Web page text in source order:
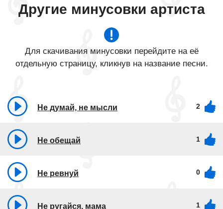
Другие минусовки артиста
Для скачивания минусовки перейдите на её
отдельную страницу, кликнув на название песни.
Не думай, не мысли 2
Не обещай 1
Не ревнуй 0
Не ругайся, мама 1